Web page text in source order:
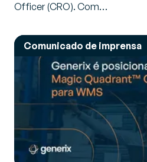
Officer (CRO). Com…
Comunicado de imprensa